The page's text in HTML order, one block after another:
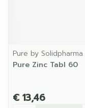
Pure by Solidpharma
Pure Zinc Tabl 60
€ 13,46